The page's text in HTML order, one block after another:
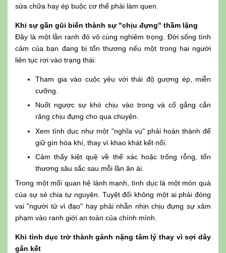
sửa chữa hay ép buộc cơ thể phải làm quen.
Khi sự gần gũi biến thành sự "chịu đựng" thầm lặng
Đây là một lằn ranh đỏ vô cùng nghiêm trọng. Đời sống tình
cảm của bạn đang bị tổn thương nếu một trong hai người
liên tục rơi vào trạng thái:
Tham gia vào cuộc yêu với thái độ gượng ép, miễn
cưỡng.
Nuốt ngược sự khó chịu vào trong và cố gắng cắn
răng chịu đựng cho qua chuyện.
Xem tình dục như một "nghĩa vụ" phải hoàn thành để
giữ gìn hòa khí, thay vì khao khát kết nối.
Cảm thấy kiệt quệ về thể xác hoặc trống rỗng, tổn
thương sâu sắc sau mỗi lần ân ái.
Trong một mối quan hệ lành mạnh, tình dục là một món quà
của sự sẻ chia tự nguyện. Tuyệt đối không một ai phải đóng
vai "người tử vì đạo" hay phải nhẫn nhịn chịu đựng sự xâm
phạm vào ranh giới an toàn của chính mình.
Khi tình dục trở thành gánh nặng tâm lý thay vì sợi dây
gắn kết